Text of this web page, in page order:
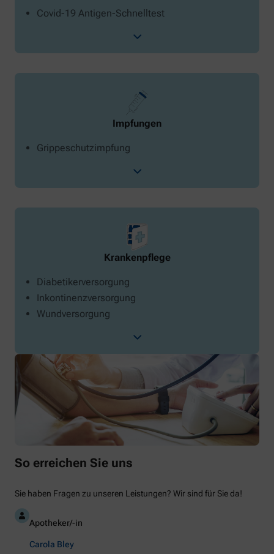
Covid-19 Antigen-Schnelltest
Impfungen
Grippeschutzimpfung
Krankenpflege
Diabetikerversorgung
Inkontinenzversorgung
Wundversorgung
So erreichen Sie uns
Sie haben Fragen zu unseren Leistungen? Wir sind für Sie da!
Apotheker/-in
Carola Bley